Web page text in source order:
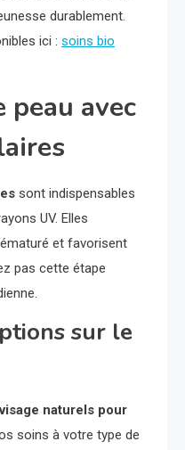
durablement.
ici : soins bio
peau avec
sont indispensables
UV. Elles
et favorisent
pas cette étape
sur le
naturels pour
soins à votre type de